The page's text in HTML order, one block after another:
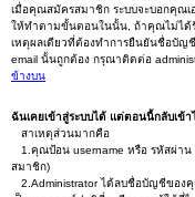
เมื่อคุณสมัครสมาชิก ระบบจะบอกคุณ
ให้ทำตามขั้นตอนในนั้น, ถ้าคุณไม่ได้
เหตุผลเดียวที่ต้องทำการยืนยันชื่อบัญ
email นั้นถูกต้อง กรุณาติดต่อ
ข้างบน
ฉันเคยเข้าสู่ระบบได้ แต่ตอนนี้กลับเข้า
สาเหตุส่วนมากคือ
1.คุณป้อน username หรือ รหัสผ่าน
สมาชิก)
2.Administrator ได้ลบชื่อบัญชีของคุ